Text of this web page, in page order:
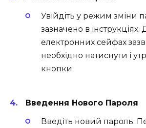
Увійдіть у режим зміни
зазначено в
електронних сейфах
необхідно натиснути і
кнопки.
Введення Нового Пароля
Введіть новий пароль.